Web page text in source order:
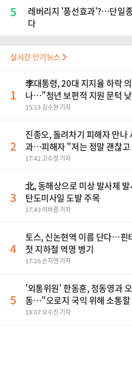
5
레버리지 '풍선효과'?…단일
다
실시간 인기뉴스
1
李대통령, 20대 지지율 하락
나…"청년 보편적 지원 문턱
15:13 김수현 기자
2
진종오, 돌려차기 피해자 만나
과…피해자 "저는 정말 괜찮고
원치 않아"
17:42 고수정 기자
3
北, 동해상으로 미상 발사체
탄도미사일 도발 주목
17:43 이바름 기자
4
토스, 신논현역 이름 단다…핀
첫 지하철 역명 병기
17:26 손지연 기자
5
'외통위원' 한동훈, 정동영과
동…"오로지 국익 위해 소통
18:07 오수진 기자